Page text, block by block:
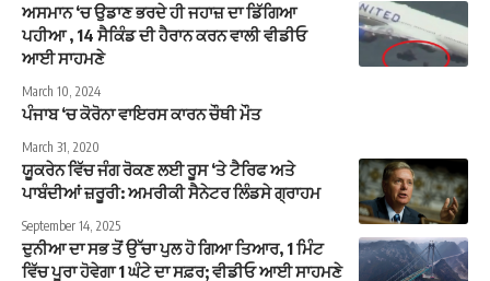
ਅਸਮਾਨ ‘ਚ ਉਡਾਣ ਭਰਦੇ ਹੀ ਜਹਾਜ਼ ਦਾ ਡਿੱਗਿਆ
ਪਹੀਆ , 14 ਸੈਕਿੰਡ ਦੀ ਹੈਰਾਨ ਕਰਨ ਵਾਲੀ ਵੀਡੀਓ
ਆਈ ਸਾਹਮਣੇ
March 10, 2024
ਪੰਜਾਬ ‘ਚ ਕੋਰੋਨਾ ਵਾਇਰਸ ਕਾਰਨ ਚੌਥੀ ਮੌਤ
March 31, 2020
ਯੂਕਰੇਨ ਵਿੱਚ ਜੰਗ ਰੋਕਣ ਲਈ ਰੂਸ ‘ਤੇ ਟੈਰਿਫ ਅਤੇ
ਪਾਬੰਦੀਆਂ ਜ਼ਰੂਰੀ: ਅਮਰੀਕੀ ਸੈਨੇਟਰ ਲਿੰਡਸੇ ਗ੍ਰਾਹਮ
September 14, 2025
ਦੁਨੀਆ ਦਾ ਸਭ ਤੋਂ ਉੱਚਾ ਪੁਲ ਹੋ ਗਿਆ ਤਿਆਰ, 1 ਮਿੰਟ
ਵਿੱਚ ਪੂਰਾ ਹੋਵੇਗਾ 1 ਘੰਟੇ ਦਾ ਸਫ਼ਰ; ਵੀਡੀਓ ਆਈ ਸਾਹਮਣੇ